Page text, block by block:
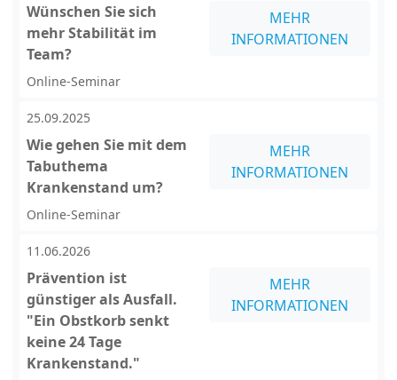
Wünschen Sie sich
mehr Stabilität im
Team?
MEHR
INFORMATIONEN
Online-Seminar
25.09.2025
Wie gehen Sie mit dem
Tabuthema
Krankenstand um?
MEHR
INFORMATIONEN
Online-Seminar
11.06.2026
Prävention ist
günstiger als Ausfall.
"Ein Obstkorb senkt
keine 24 Tage
Krankenstand."
MEHR
INFORMATIONEN